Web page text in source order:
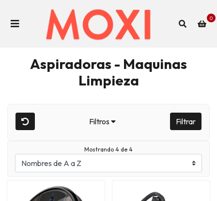
0
Aspiradoras - Maquinas
Limpieza
Filtros Filtrar
Mostrando 4 de 4